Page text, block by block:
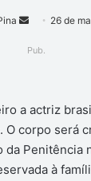
Mande26 de
Pub.
a actriz
O corpo será
da Penitência
à